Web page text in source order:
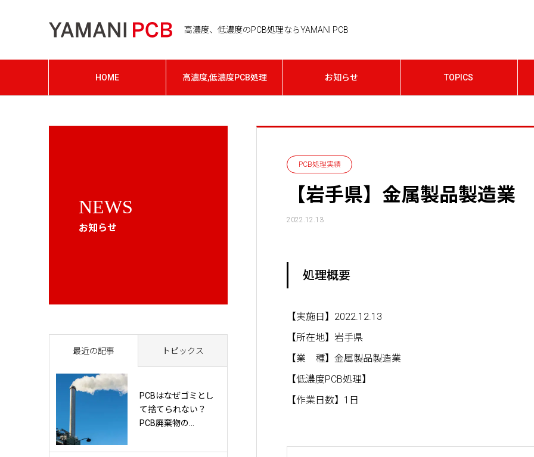
高濃度、低濃度のPCB処理ならYAMANI PCB
HOME 高濃度,低濃度PCB処理 お知らせ TOPICS
NEWS
お知らせ
PCB処理実績
【岩手県】金属製品製造業
2022.12.13
処理概要
【実施日】2022.12.13
【所在地】岩手県
【業 種】金属製品製造業
【低濃度PCB処理】
【作業日数】1日
最近の記事 トピックス
PCBはなぜゴミとし
て捨てられない？
PCB廃棄物の...